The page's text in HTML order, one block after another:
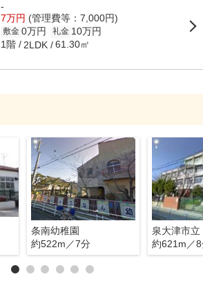
-
7万円 (管理費等：7,000円)
敷金 0万円 礼金 10万円
1階 2LDK 61.30㎡
条南幼稚園
約522m／7分
泉大津市
約621m／